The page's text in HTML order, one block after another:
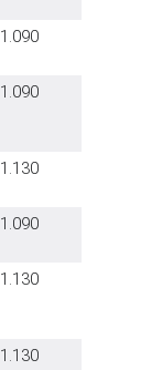
1.090
1.090
1.130
1.090
1.130
1.130